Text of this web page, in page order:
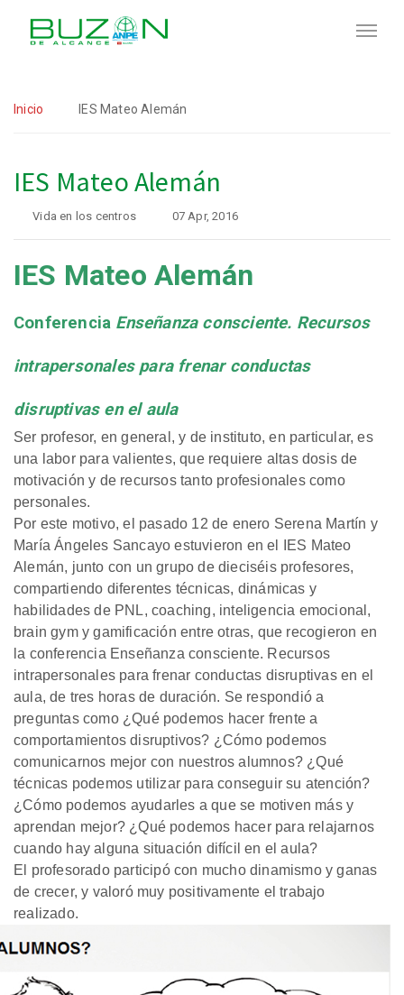
Inicio IES Mateo Alemán
IES Mateo Alemán
Vida en los centros 07 Apr, 2016
IES Mateo Alemán
Conferencia Enseñanza consciente. Recursos
intrapersonales para frenar conductas
disruptivas en el aula
Ser profesor, en general, y de instituto, en particular, es
una labor para valientes, que requiere altas dosis de
motivación y de recursos tanto profesionales como
personales.
Por este motivo, el pasado 12 de enero Serena Martín y
María Ángeles Sancayo estuvieron en el IES Mateo
Alemán, junto con un grupo de dieciséis profesores,
compartiendo diferentes técnicas, dinámicas y
habilidades de PNL, coaching, inteligencia emocional,
brain gym y gamificación entre otras, que recogieron en
la conferencia Enseñanza consciente. Recursos
intrapersonales para frenar conductas disruptivas en el
aula, de tres horas de duración. Se respondió a
preguntas como ¿Qué podemos hacer frente a
comportamientos disruptivos? ¿Cómo podemos
comunicarnos mejor con nuestros alumnos? ¿Qué
técnicas podemos utilizar para conseguir su atención?
¿Cómo podemos ayudarles a que se motiven más y
aprendan mejor? ¿Qué podemos hacer para relajarnos
cuando hay alguna situación difícil en el aula?
El profesorado participó con mucho dinamismo y ganas
de crecer, y valoró muy positivamente el trabajo
realizado.